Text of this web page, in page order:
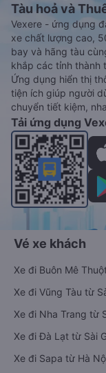
Tàu hoả và
Vexere - ứng dụng
xe chất lượng cao,
bay và hãng tàu
khắp các tỉnh thành
Ứng dụng hiển thị
tiện ích giúp người
chuyển tiết kiệm,
Tải ứng dụng
Vé xe khách
Xe đi Buôn Mê
Xe đi Vũng Tàu từ
Xe đi Nha Trang từ
Xe đi Đà Lạt từ Sài
Xe đi Sapa từ Hà